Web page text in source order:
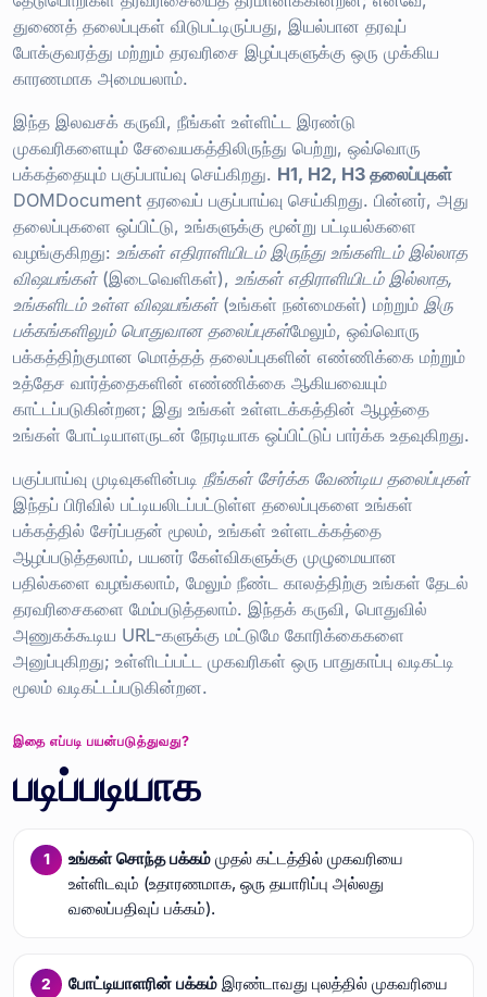
துணைத் தலைப்புகள் விடுபட்டிருப்பது, இயல்பான தரவுப்
போக்குவரத்து மற்றும் தரவரிசை இழப்புகளுக்கு ஒரு முக்கிய
காரணமாக அமையலாம்.
இந்த இலவசக் கருவி, நீங்கள் உள்ளிட்ட இரண்டு
முகவரிகளையும் சேவையகத்திலிருந்து பெற்று, ஒவ்வொரு
பக்கத்தையும் பகுப்பாய்வு செய்கிறது. H1, H2, H3 தலைப்புகள்
DOMDocument தரவைப் பகுப்பாய்வு செய்கிறது. பின்னர், அது
தலைப்புகளை ஒப்பிட்டு, உங்களுக்கு மூன்று பட்டியல்களை
வழங்குகிறது: உங்கள் எதிராளியிடம் இருந்து உங்களிடம் இல்லாத
விஷயங்கள்(இடைவெளிகள்), உங்கள் எதிராளியிடம் இல்லாத,
உங்களிடம் உள்ள விஷயங்கள்(உங்கள் நன்மைகள்) மற்றும் இரு
பக்கங்களிலும் பொதுவான தலைப்புகள்மேலும், ஒவ்வொரு
பக்கத்திற்குமான மொத்தத் தலைப்புகளின் எண்ணிக்கை மற்றும்
உத்தேச வார்த்தைகளின் எண்ணிக்கை ஆகியவையும்
காட்டப்படுகின்றன; இது உங்கள் உள்ளடக்கத்தின் ஆழத்தை
உங்கள் போட்டியாளருடன் நேரடியாக ஒப்பிட்டுப் பார்க்க உதவுகிறது.
பகுப்பாய்வு முடிவுகளின்படி நீங்கள் சேர்க்க வேண்டிய தலைப்புகள்
இந்தப் பிரிவில் பட்டியலிடப்பட்டுள்ள தலைப்புகளை உங்கள்
பக்கத்தில் சேர்ப்பதன் மூலம், உங்கள் உள்ளடக்கத்தை
ஆழப்படுத்தலாம், பயனர் கேள்விகளுக்கு முழுமையான
பதில்களை வழங்கலாம், மேலும் நீண்ட காலத்திற்கு உங்கள் தேடல்
தரவரிசைகளை மேம்படுத்தலாம். இந்தக் கருவி, பொதுவில்
அணுகக்கூடிய URL-களுக்கு மட்டுமே கோரிக்கைகளை
அனுப்புகிறது; உள்ளிடப்பட்ட முகவரிகள் ஒரு பாதுகாப்பு வடிகட்டி
மூலம் வடிகட்டப்படுகின்றன.
இதை எப்படி பயன்படுத்துவது?
படிப்படியாக
உங்கள் சொந்த பக்கம்முதல் கட்டத்தில் முகவரியை
உள்ளிடவும் (உதாரணமாக, ஒரு தயாரிப்பு அல்லது
வலைப்பதிவுப் பக்கம்).
போட்டியாளரின் பக்கம்இரண்டாவது புலத்தில் முகவரியை